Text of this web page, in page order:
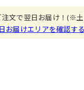
注文で翌日お届け！(※土
お届けエリアを確認す